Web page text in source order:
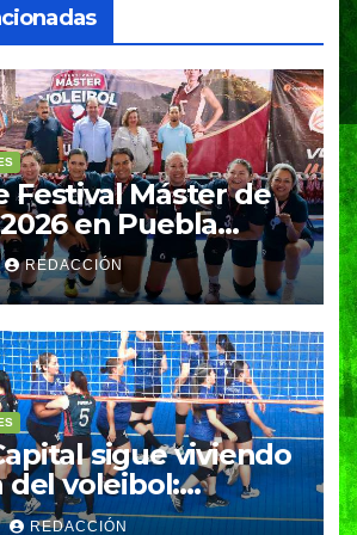
Festival Máster de
en Puebla
REDACCIÓN
sigue viviendo
del voleibol:
de Pepe Chedraui
REDACCIÓN